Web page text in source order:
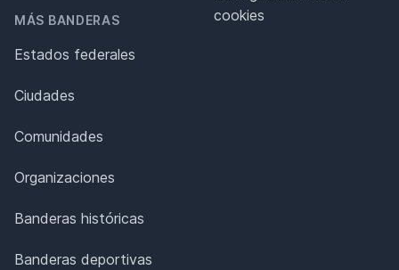
MÁS BANDERAS
Estados federales
Ciudades
Comunidades
Organizaciones
Banderas históricas
Banderas deportivas
cookies